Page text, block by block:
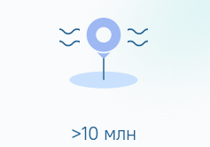
>10 млн